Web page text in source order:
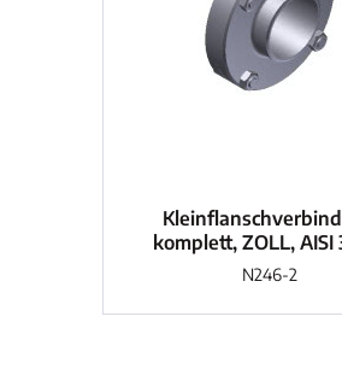
komplett, ZOLL, AISI
N246-2